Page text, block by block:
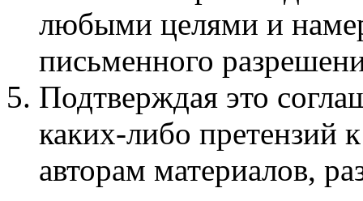
любыми целями и
письменного
Подтверждая это
каких-либо претензий
авторам материалов,